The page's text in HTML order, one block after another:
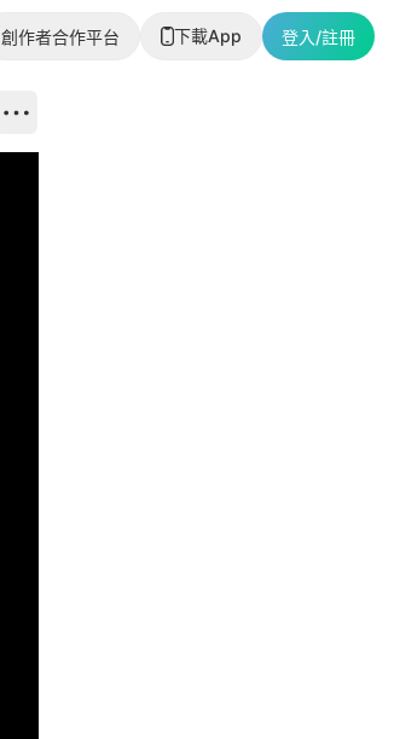
創作者合作平台 下載App 登入/註冊